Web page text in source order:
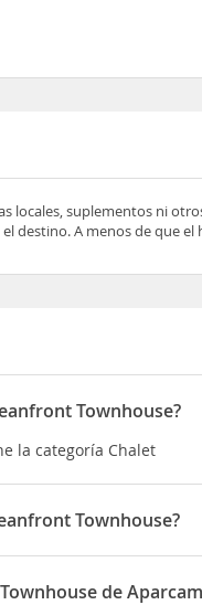
locales, suplementos ni
destino. A menos de que
Townhouse?
la categoría Chalet
Townhouse?
en Cable Beach
de